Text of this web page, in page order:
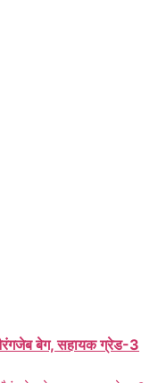
बेग, सहायक ग्रेड-3